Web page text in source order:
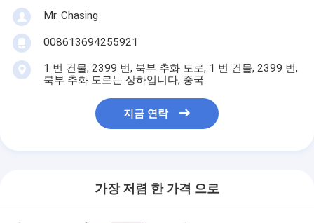
Mr. Chasing
008613694255921
1 번 건물, 2399 번, 북부 추화 도로, 1 번 건물, 2399 번,
북부 추화 도로는 상하입니다, 중국
지금 연락
가장 저렴 한 가격 으로